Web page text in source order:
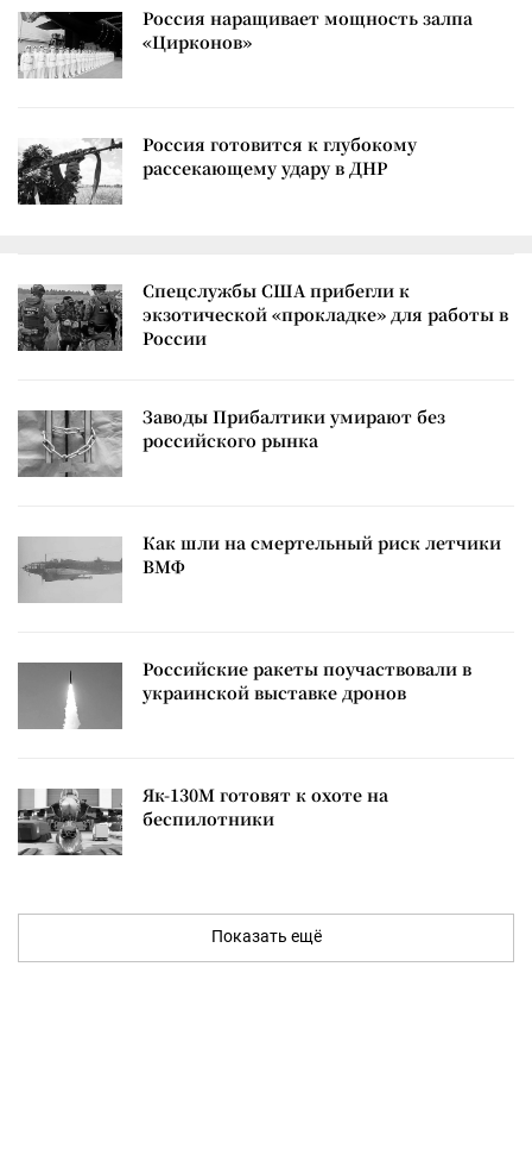
Россия наращивает мощность залпа
«Цирконов»
Россия готовится к глубокому
рассекающему удару в ДНР
Спецслужбы США прибегли к
экзотической «прокладке» для работы в
России
Заводы Прибалтики умирают без
российского рынка
Как шли на смертельный риск летчики
ВМФ
Российские ракеты поучаствовали в
украинской выставке дронов
Як-130М готовят к охоте на
беспилотники
Показать ещё